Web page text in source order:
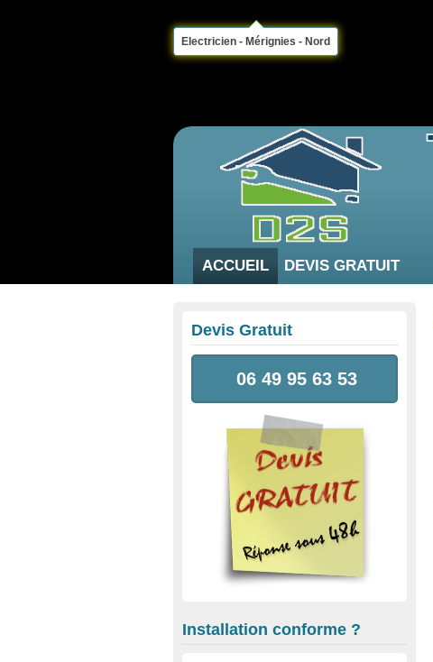
Electricien - Mérignies - Nord
ACCUEIL DEVIS GRATUIT
Devis Gratuit
06 49 95 63 53
Installation conforme ?